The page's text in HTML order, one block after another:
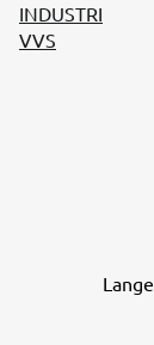
INDUSTRI
VVS